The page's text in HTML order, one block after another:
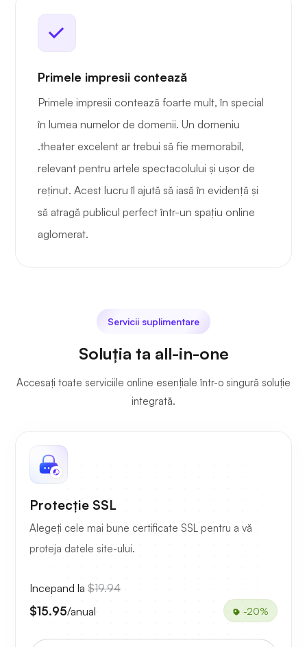
Primele impresii contează
Primele impresii contează foarte mult, în special
în lumea numelor de domenii. Un domeniu
.theater excelent ar trebui să fie memorabil,
relevant pentru artele spectacolului și ușor de
reținut. Acest lucru îl ajută să iasă în evidență și
să atragă publicul perfect într-un spațiu online
aglomerat.
Servicii suplimentare
Soluția ta all-in-one
Accesați toate serviciile online esențiale într-o singură soluție
integrată.
Protecție SSL
Alegeți cele mai bune certificate SSL pentru a vă
proteja datele site-ului.
Incepand la $19.94
$15.95/anual -20%